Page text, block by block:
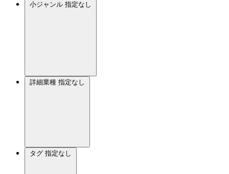
小ジャンル 指定なし
詳細業種 指定なし
タグ 指定なし